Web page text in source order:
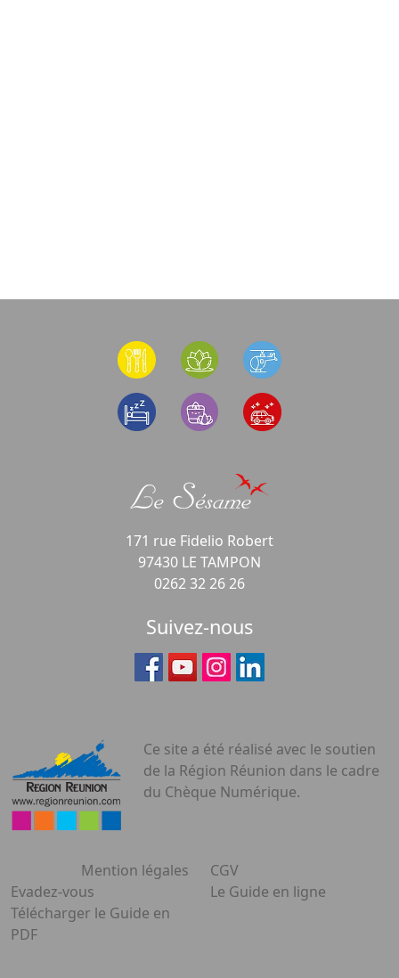
171 rue Fidelio Robert
97430 LE TAMPON
0262 32 26 26
Suivez-nous
Ce site a été réalisé avec le soutien
de la Région Réunion dans le cadre
du Chèque Numérique.
Mention légales
CGV
Evadez-vous
Le Guide en ligne
Télécharger le Guide en
PDF